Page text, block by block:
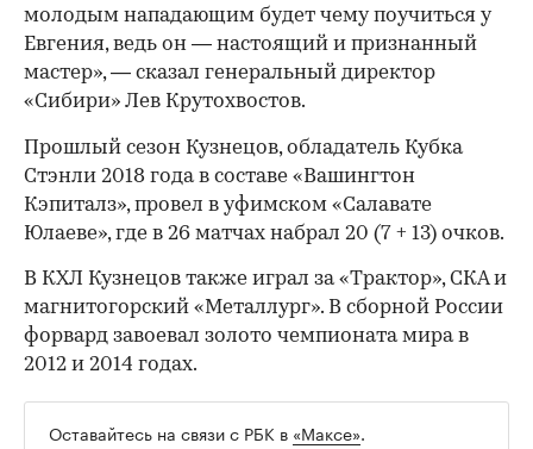
молодым нападающим будет чему поучиться у
Евгения, ведь он — настоящий и признанный
мастер», — сказал генеральный директор
«Сибири» Лев Крутохвостов.
00:00
Прошлый сезон Кузнецов, обладатель Кубка
Стэнли 2018 года в составе «Вашингтон
Кэпиталз», провел в уфимском «Салавате
Юлаеве», где в 26 матчах набрал 20 (7 + 13) очков.
В КХЛ Кузнецов также играл за «Трактор», СКА и
магнитогорский «Металлург». В сборной России
форвард завоевал золото чемпионата мира в
2012 и 2014 годах.
Оставайтесь на связи с РБК в «Максе».